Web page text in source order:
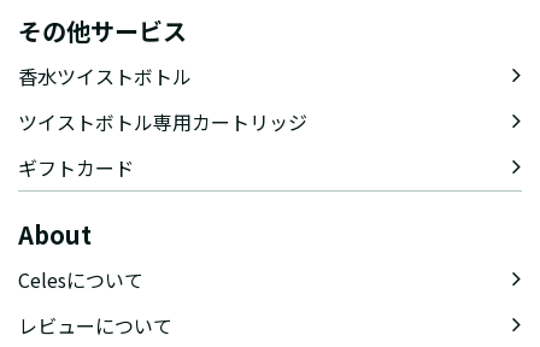
その他サービス
香水ツイストボトル
ツイストボトル専用カートリッジ
ギフトカード
About
Celesについて
レビューについて